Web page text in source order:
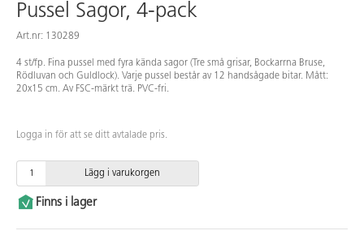
Pussel Sagor, 4-pack
Art.nr: 130289
4 st/fp. Fina pussel med fyra kända sagor (Tre små grisar, Bockarrna Bruse,
Rödluvan och Guldlock). Varje pussel består av 12 handsågade bitar. Mått:
20x15 cm. Av FSC-märkt trä. PVC-fri.
Logga in för att se ditt avtalade pris.
Lägg i varukorgen
Finns i lager